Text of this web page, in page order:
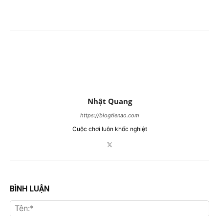
Nhật Quang
https://blogtienao.com
Cuộc chơi luôn khốc nghiệt
BÌNH LUẬN